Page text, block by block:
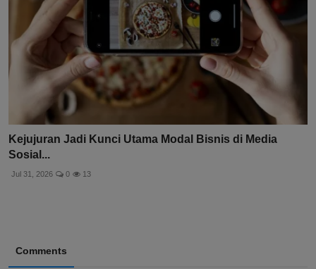
Kejujuran Jadi Kunci Utama Modal Bisnis di Media
Sosial...
Jul 31, 2026 0 13
Comments